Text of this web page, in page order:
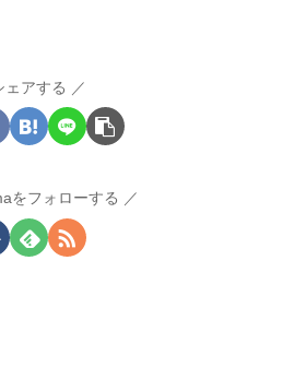
ェアする
をフォローする